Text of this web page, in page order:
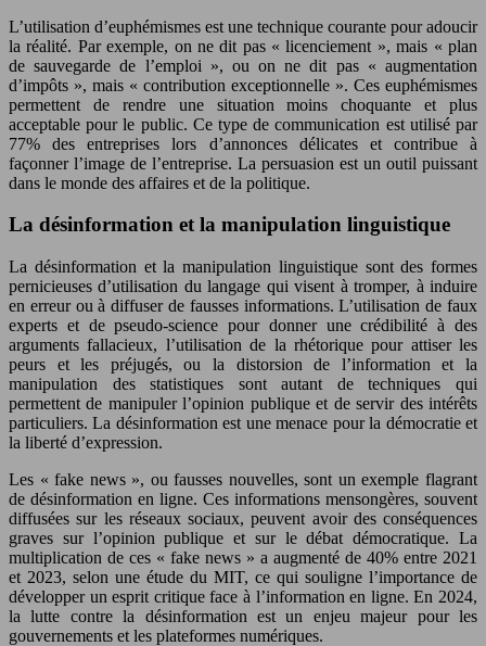
L’utilisation d’euphémismes est une technique courante pour adoucir
la réalité. Par exemple, on ne dit pas « licenciement », mais « plan
de sauvegarde de l’emploi », ou on ne dit pas « augmentation
d’impôts », mais « contribution exceptionnelle ». Ces euphémismes
permettent de rendre une situation moins choquante et plus
acceptable pour le public. Ce type de communication est utilisé par
77% des entreprises lors d’annonces délicates et contribue à
façonner l’image de l’entreprise. La persuasion est un outil puissant
dans le monde des affaires et de la politique.
La désinformation et la manipulation linguistique
La désinformation et la manipulation linguistique sont des formes
pernicieuses d’utilisation du langage qui visent à tromper, à induire
en erreur ou à diffuser de fausses informations. L’utilisation de faux
experts et de pseudo-science pour donner une crédibilité à des
arguments fallacieux, l’utilisation de la rhétorique pour attiser les
peurs et les préjugés, ou la distorsion de l’information et la
manipulation des statistiques sont autant de techniques qui
permettent de manipuler l’opinion publique et de servir des intérêts
particuliers. La désinformation est une menace pour la démocratie et
la liberté d’expression.
Les « fake news », ou fausses nouvelles, sont un exemple flagrant
de désinformation en ligne. Ces informations mensongères, souvent
diffusées sur les réseaux sociaux, peuvent avoir des conséquences
graves sur l’opinion publique et sur le débat démocratique. La
multiplication de ces « fake news » a augmenté de 40% entre 2021
et 2023, selon une étude du MIT, ce qui souligne l’importance de
développer un esprit critique face à l’information en ligne. En 2024,
la lutte contre la désinformation est un enjeu majeur pour les
gouvernements et les plateformes numériques.